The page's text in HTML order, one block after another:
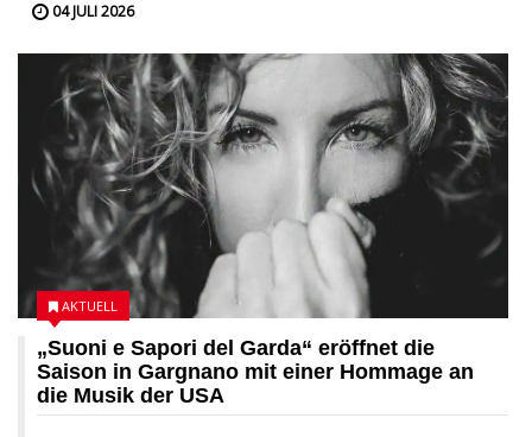
04 JULI 2026
„Suoni e Sapori del Garda“ eröffnet die
Saison in Gargnano mit einer Hommage an
die Musik der USA
AKTUELL